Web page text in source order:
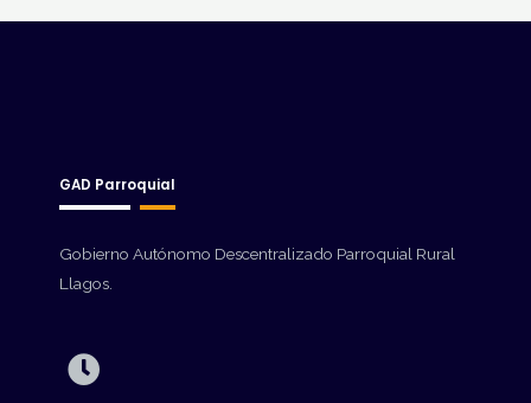
GAD Parroquial
Gobierno Autónomo Descentralizado Parroquial Rural
Llagos.